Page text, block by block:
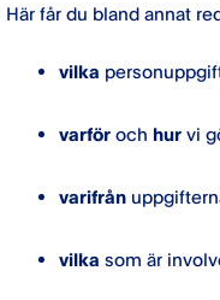
Här får du bland annat
vilka
varföroch hurvi
varifrån
vilka som är